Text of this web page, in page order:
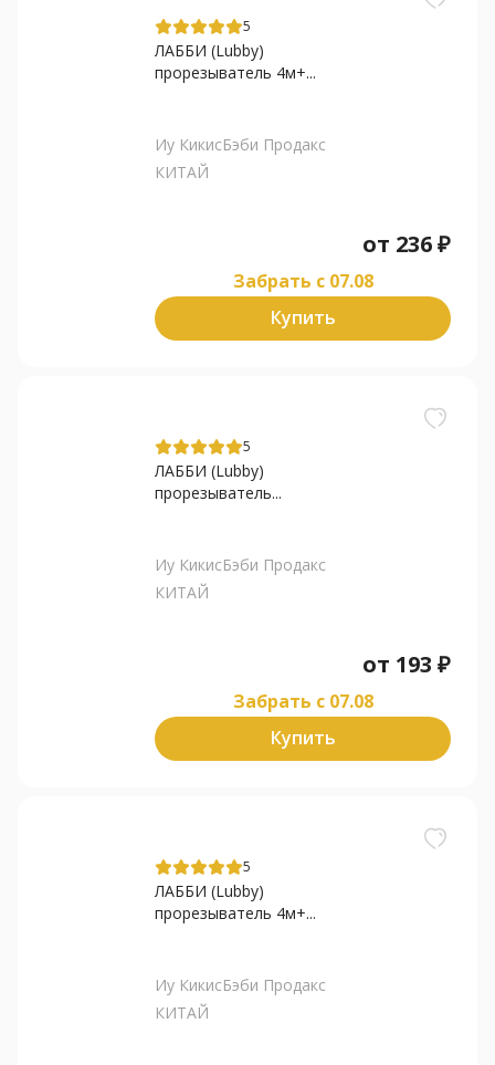
5
ЛАББИ (Lubby)
прорезыватель 4м+...
Иу КикисБэби Продакс
КИТАЙ
от 236₽
Забрать c 07.08
Купить
5
ЛАББИ (Lubby)
прорезыватель...
Иу КикисБэби Продакс
КИТАЙ
от 193 ₽
Забрать c 07.08
Купить
5
ЛАББИ (Lubby)
прорезыватель 4м+...
Иу КикисБэби Продакс
КИТАЙ